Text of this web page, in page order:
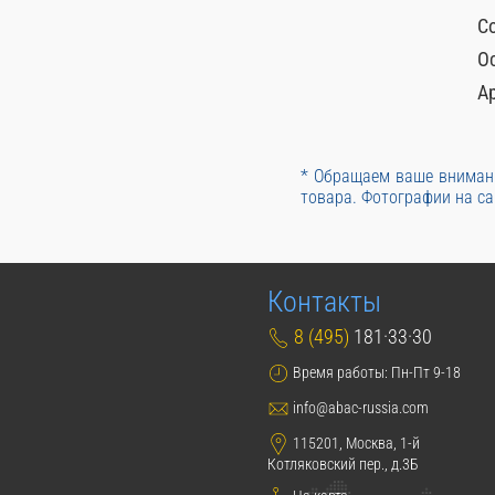
* Обращаем ваше
товара. Фотографии на
Контакты
8 (495) 181·33·30
Время работы: Пн-Пт 9-18
info@abac-russia.com
115201, Москва, 1-й
Котляковский пер., д.3Б